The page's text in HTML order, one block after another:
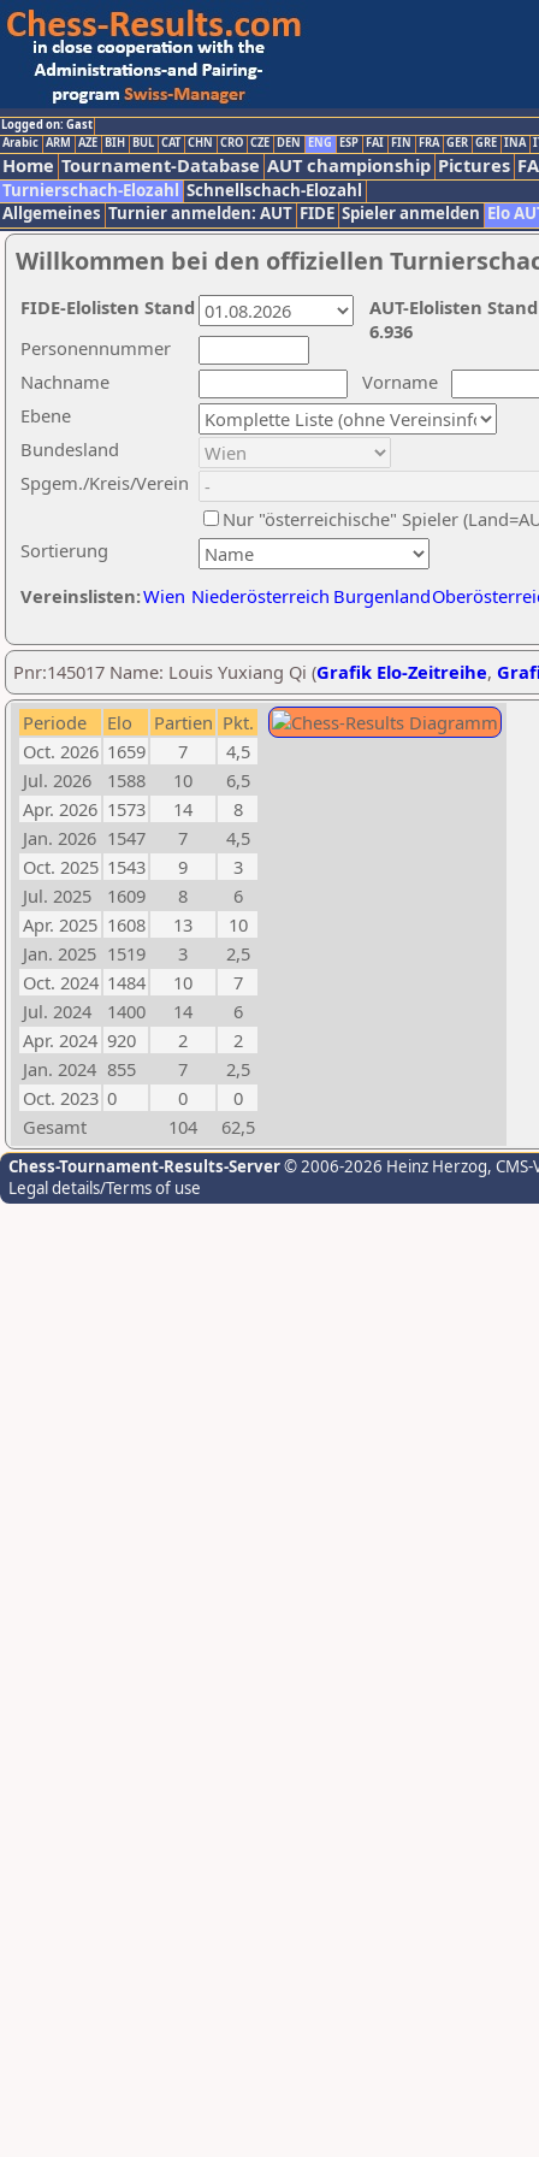
Logged on: Gast
Arabic ARM AZE BIH BUL CAT CHN CRO CZE DEN ENG ESP FAI FIN FRA GER GRE INA
Home Tournament-Database AUT championship Pictures
Turnierschach-Elozahl Schnellschach-Elozahl
Allgemeines Turnier anmelden: AUT FIDE Spieler anmelden Elo
Willkommen bei den offiziellen
Nachname
Vorname
Ebene
Sortierung
Personennummer
Bundesland
Spgem./Kreis/Verein
Nur "österreichische" Spieler
Vereinslisten:Wien Niederösterreich Burgenland
AUT-Elolisten
6.936
FIDE-Elolisten Stand
Pnr:145017 Name: Louis Yuxiang Qi (Grafik Elo-Zeitreihe,
Periode Elo Partien Pkt.
Oct. 2026 1659 7
4,5
Jul. 2026
1588 10
6,5
Apr. 2026 1573 14
8
Jan. 2026 1547 7
4,5
Oct. 2025 1543 9
3
Jul. 2025
1609 8
6
Apr. 2025 1608 13
10
Jan. 2025 1519 3
2,5
Oct. 2024 1484 10
7
Jul. 2024
1400 14
6
Apr. 2024 920 2
2
Jan. 2024 855 7
2,5
Oct. 2023 0 0
0
Gesamt
104 62,5
Chess-Tournament-Results-Server© 2006-2026 Heinz Herzog,
Legal details/Terms of use